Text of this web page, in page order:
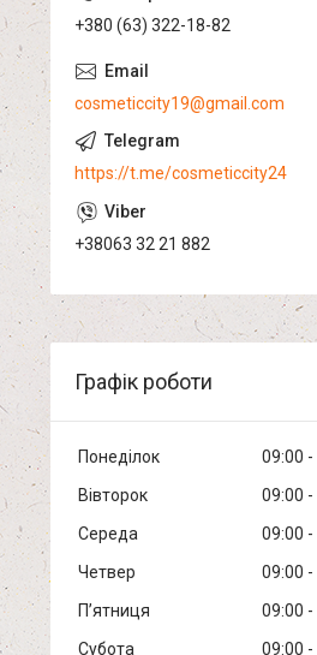
+380 (63) 322-18-82
cosmeticcity19@gmail.com
https://t.me/cosmeticcity24
+38063 32 21 882
Графік роботи
Понеділок 09:00
Вівторок
09:00
Середа
09:00
Четвер
09:00
Пʼятниця
09:00
Субота
09:00